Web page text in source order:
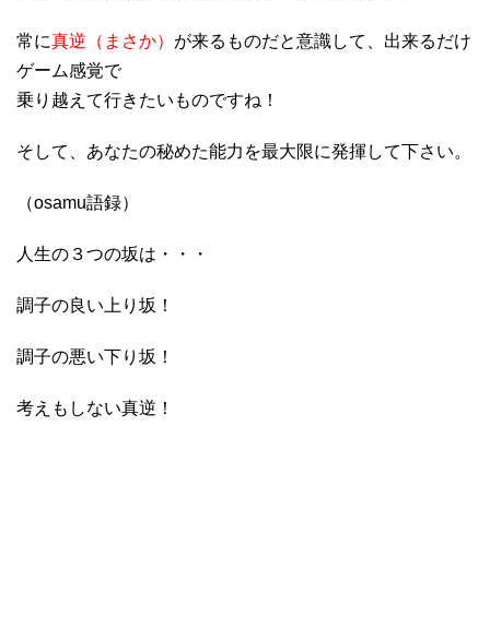
常に真逆（まさか） が来るものだと意識して、出来るだけ
ゲーム感覚で
乗り越えて行きたいものですね！
そして、あなたの秘めた能力を最大限に発揮して下さい。
（osamu語録）
人生の３つの坂は・・・
調子の良い上り坂！
調子の悪い下り坂！
考えもしない真逆！